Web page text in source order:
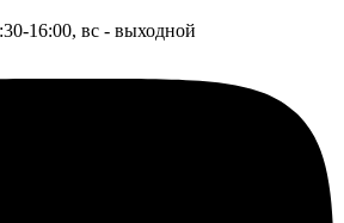
16:00, вс - выходной